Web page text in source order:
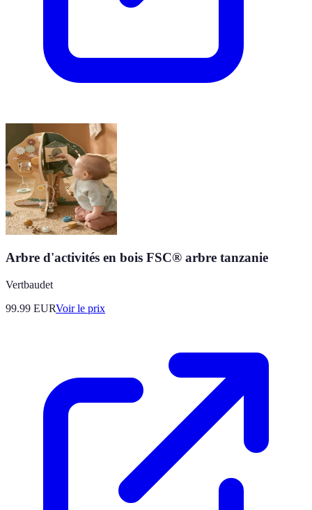
Arbre d'activités en bois FSC® arbre tanzanie
Vertbaudet
99.99 EURVoir le prix